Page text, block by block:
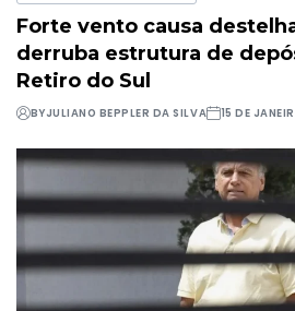
Forte vento causa
derruba estrutura de
Retiro do Sul
BYJULIANO BEPPLER DA SILVA 15 DE